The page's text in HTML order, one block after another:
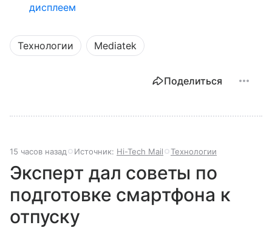
дисплеем
Технологии Mediatek
Поделиться
15 часов назад Источник: Hi-Tech Mail Технологии
Эксперт дал советы по
подготовке смартфона к
отпуску